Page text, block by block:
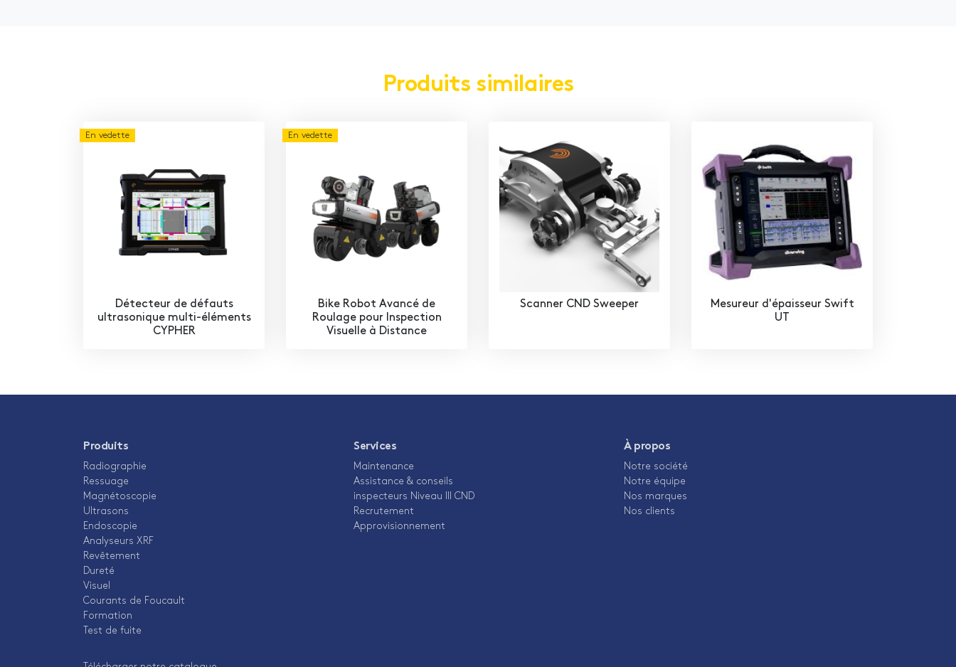
Produits similaires
En vedette
Détecteur de défauts
ultrasonique multi-éléments
CYPHER
En vedette
Bike Robot Avancé de
Roulage pour Inspection
Visuelle à Distance
Scanner CND Sweeper
Mesureur d'épaisseur Swift
UT
Produits
Radiographie
Ressuage
Magnétoscopie
Ultrasons
Endoscopie
Analyseurs XRF
Revêtement
Dureté
Visuel
Courants de Foucault
Formation
Test de fuite
Services
Maintenance
Assistance & conseils
inspecteurs Niveau III CND
Recrutement
Approvisionnement
À propos
Notre société
Notre équipe
Nos marques
Nos clients